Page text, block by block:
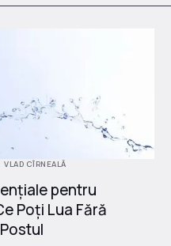
VLAD CÎRNEALĂ
pentru
Poți Lua Fără